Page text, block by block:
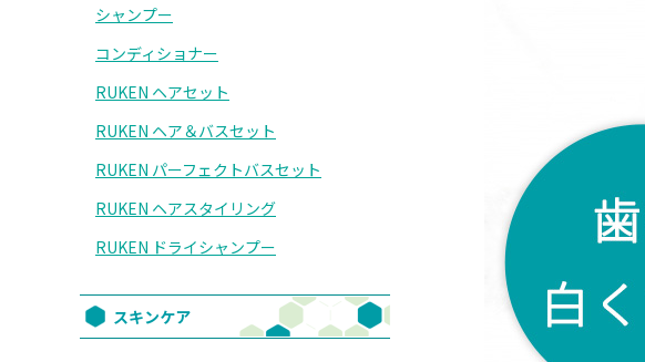
シャンプー
コンディショナー
RUKEN ヘアセット
RUKEN ヘア＆バスセット
RUKEN パーフェクトバスセット
RUKEN ヘアスタイリング
RUKEN ドライシャンプー
スキンケア